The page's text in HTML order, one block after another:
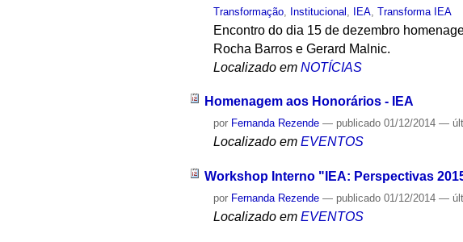
Transformação Institucional IEA ,Transforma IEA
Encontro do dia 15 de dezembro
Rocha Barros e Gerard Malnic.
Localizado em NOTÍCIAS
Homenagem aos Honorários - IEA
por Fernanda Rezende — publicado 01/12/2014—
Localizado em EVENTOS
Workshop Interno "IEA: Perspectivas
por Fernanda Rezende — publicado 01/12/2014—
Localizado em EVENTOS